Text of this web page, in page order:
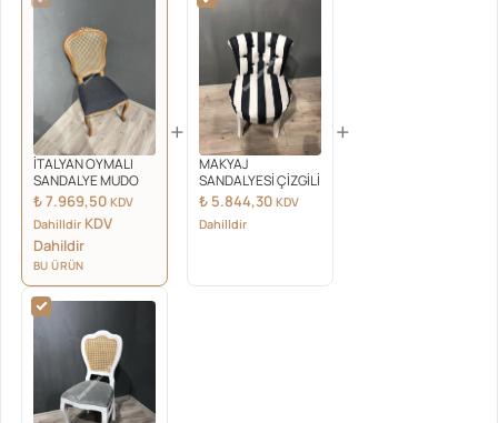
İTALYAN OYMALI
SANDALYE MUDO
₺7.969,50 KDV
Dahilldir KDV
Dahildir
BU ÜRÜN
+
MAKYAJ
SANDALYESİ ÇİZGİLİ
₺ 5.844,30 KDV
Dahilldir
+